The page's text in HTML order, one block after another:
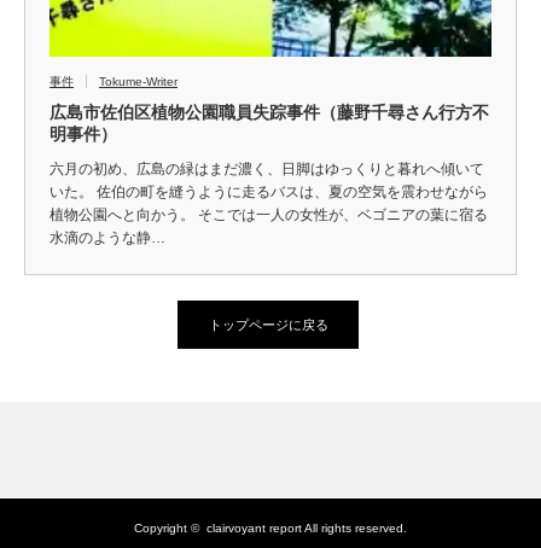
事件 Tokume-Writer
広島市佐伯区植物公園職員失踪事件（藤野千尋さん行方不
明事件）
六月の初め、広島の緑はまだ濃く、日脚はゆっくりと暮れへ傾いて
いた。 佐伯の町を縫うように走るバスは、夏の空気を震わせながら
植物公園へと向かう。 そこでは一人の女性が、ベゴニアの葉に宿る
水滴のような静…
トップページに戻る
Copyright © clairvoyant reportAll rights reserved.